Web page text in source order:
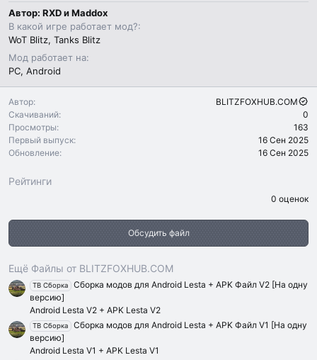
Автор: RXD и Maddox
В какой игре работает мод?
WoT Blitz Tanks Blitz
Мод работает на
PC Android
Автор
BLITZFOXHUB.COM
Скачиваний
0
Просмотры
163
Первый выпуск
16 Сен 2025
Обновление
16 Сен 2025
Рейтинги
в
з
д
0 оценок
Обсудить файл
Ещё Файлы от BLITZFOXHUB.COM
TB Сборка
Сборка модов для Android Lesta + APK Файл V2 [На одну
версию]
Android Lesta V2 + APK Lesta V2
TB Сборка
Сборка модов для Android Lesta + APK Файл V1 [На одну
версию]
Android Lesta V1 + APK Lesta V1